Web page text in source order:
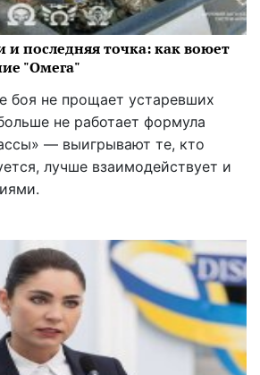
и последняя точка: как воюет
"Омега"
боя не прощает устаревших
не работает формула
— выигрывают те, кто
лучше взаимодействует и